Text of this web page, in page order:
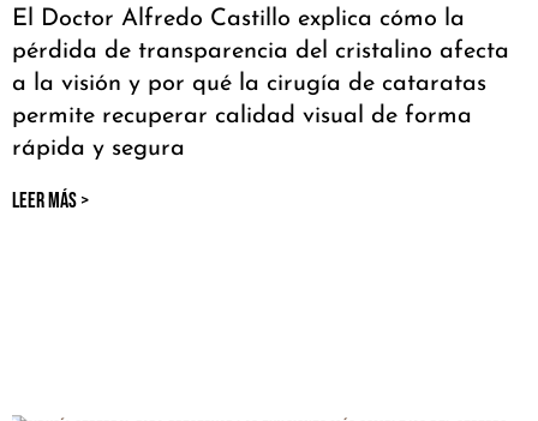
El Doctor Alfredo Castillo explica cómo la
pérdida de transparencia del cristalino afecta
a la visión y por qué la cirugía de cataratas
permite recuperar calidad visual de forma
rápida y segura
LEER MÁS >